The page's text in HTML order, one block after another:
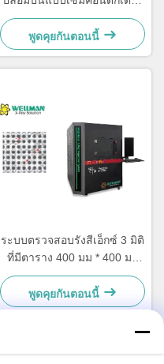
90 KV พร้อมการบูรณาการ
FPD และ MES/ERP ดิจิทัล
ระดับสูง
พูดคุยกันตอนนี้
ระบบตรวจสอบรังสีเอ็กซ์ 3 มิติ
ที่มีตาราง 400 มม * 400 มม
เพื่อบรรลุการตรวจสอบ
อัตโนมัติในปริมาณใหญ่
พูดคุยกันตอนนี้